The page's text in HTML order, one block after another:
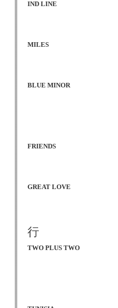
IND LINE
MILES
BLUE MINOR
FRIENDS
GREAT LOVE
行
TWO PLUS TWO